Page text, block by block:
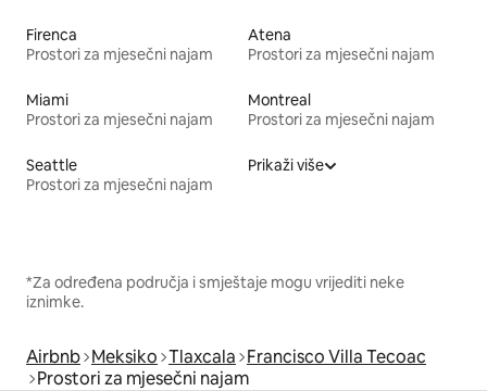
Firenca
Prostori za mjesečni najam
Atena
Prostori za mjesečni najam
Miami
Prostori za mjesečni najam
Montreal
Prostori za mjesečni najam
Seattle
Prostori za mjesečni najam
Prikaži više
*Za određena područja i smještaje mogu vrijediti neke
iznimke.
Airbnb Meksiko Tlaxcala Francisco Villa Tecoac
Prostori za mjesečni najam